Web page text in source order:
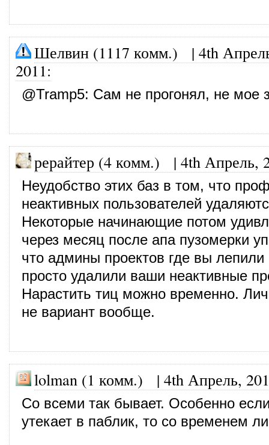
Шелвин (1117 комм.) | 4th
2011:
@Tramp5: Сам не прогонял, не мое
рерайтер (4 комм.) | 4th Апрель,
Неудобство этих баз в том, что
неактивных пользователей
Некоторые начинающие потом
через месяц после апа пузомерки
что админы проектов где вы лепили
просто удалили ваши неактивные
Нарастить тиц можно временно.
не вариант вообще.
lolman (1 комм.) | 4th Апрель,
Со всеми так бывает. Особенно
утекает в паблик, то со временем